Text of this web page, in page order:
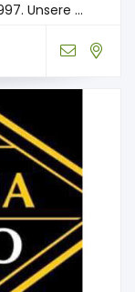
Unsere ...